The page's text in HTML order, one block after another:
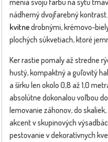
menia svoju farbu na sýtu
nádherný dvojfarebný kontrast.
kvitnedrobnými, krémovo-
plochých súkvetiach, ktoré
Ker rastie pomaly až stredne
hustý, kompaktný a guľovitý
a šírku len okolo 0,8 až 1,0
absolútne dokonalou voľbou
lemovanie záhonov, do
akcent v skupinových
pestovanie v dekoratívnych